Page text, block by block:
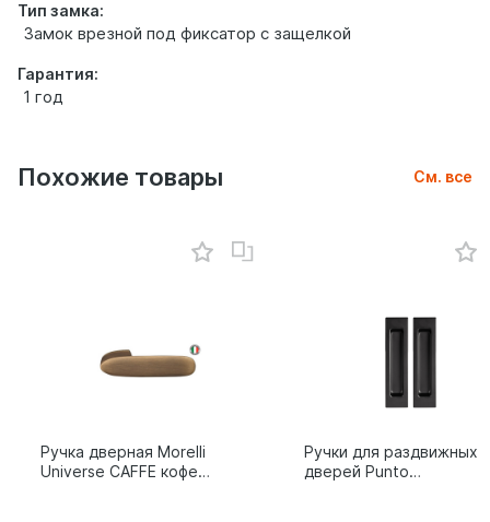
Тип замка:
Замок врезной под фиксатор с защелкой
Гарантия:
1 год
Похожие товары См. все
Ручка дверная Morelli
Universe CAFFE кофе
Ручки для раздвижных
дверей Punto